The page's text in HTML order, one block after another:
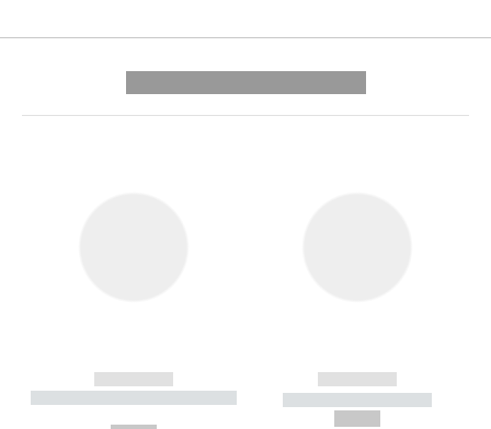
------------
----------- ----------- --------
------------
----------- -----------